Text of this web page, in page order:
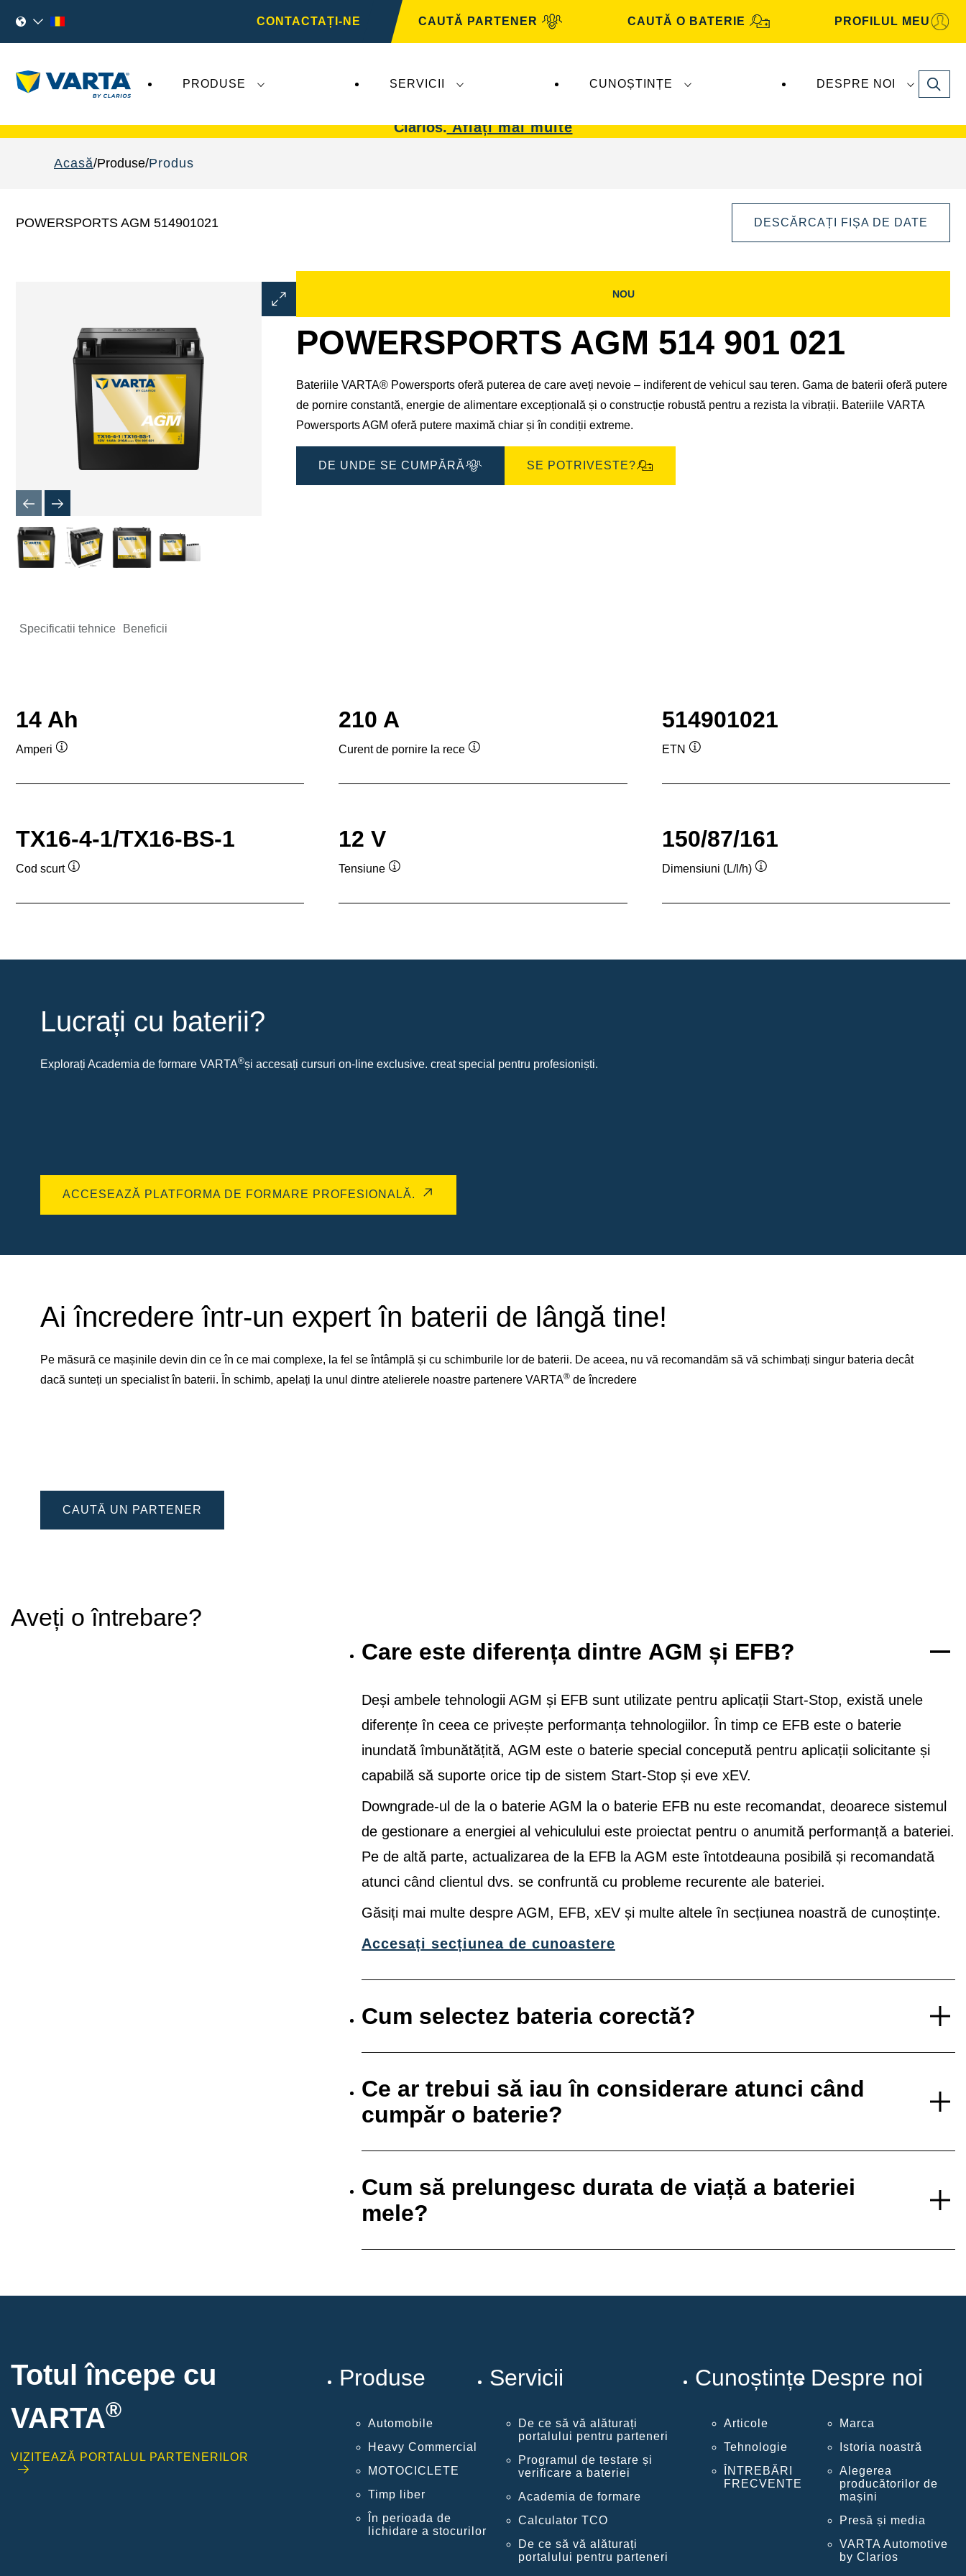
CONTACTAȚI-NE CAUTĂ PARTENER CAUTĂ O BATERIE PROFILUL MEU
PRODUSE SERVICII CUNOȘTINȚE DESPRE NOI Search
Clarios.Aflați mai multe
Acasă Produse Produs
POWERSPORTS AGM 514901021 DESCĂRCAȚI FIȘA DE DATE
Deschideți
dialogul
imagine
imagine
NOU
POWERSPORTS AGM 514 901 021
Bateriile VARTA® Powersports oferă puterea de care aveți nevoie – indiferent de vehicul sau teren. Gama de baterii oferă putere
de pornire constantă, energie de alimentare excepțională și o construcție robustă pentru a rezista la vibrații. Bateriile VARTA
Powersports AGM oferă putere maximă chiar și în condiții extreme.
DE UNDE SE CUMPĂRĂ SE POTRIVESTE?
Specificatii tehnice Beneficii
14 Ah
Amperi
210 A
Curent de pornire la rece
514901021
ETN
TX16-4-1/TX16-BS-1
Cod scurt
12 V
Tensiune
150/87/161
Dimensiuni (L/l/h)
Lucrați cu baterii?
Explorați Academia de formare VARTA®și accesați cursuri on-line exclusive. creat special pentru profesioniști.
ACCESEAZĂ PLATFORMA DE FORMARE PROFESIONALĂ.
Ai încredere într-un expert în baterii de lângă tine!
Pe măsură ce mașinile devin din ce în ce mai complexe, la fel se întâmplă și cu schimburile lor de baterii. De aceea, nu vă recomandăm să vă schimbați singur bateria decât
dacă sunteți un specialist în baterii. În schimb, apelați la unul dintre atelierele noastre partenere VARTA® de încredere
CAUTĂ UN PARTENER
Aveți o întrebare?
Care este diferența dintre AGM și EFB?
Deși ambele tehnologii AGM și EFB sunt utilizate pentru aplicații Start-Stop, există unele
diferențe în ceea ce privește performanța tehnologiilor. În timp ce EFB este o baterie
inundată îmbunătățită, AGM este o baterie special concepută pentru aplicații solicitante și
capabilă să suporte orice tip de sistem Start-Stop și eve xEV.
Downgrade-ul de la o baterie AGM la o baterie EFB nu este recomandat, deoarece sistemul
de gestionare a energiei al vehiculului este proiectat pentru o anumită performanță a bateriei.
Pe de altă parte, actualizarea de la EFB la AGM este întotdeauna posibilă și recomandată
atunci când clientul dvs. se confruntă cu probleme recurente ale bateriei.
Găsiți mai multe despre AGM, EFB, xEV și multe altele în secțiunea noastră de cunoștințe.
Accesați secțiunea de cunoastere
Cum selectez bateria corectă?
Ce ar trebui să iau în considerare atunci când
cumpăr o baterie?
Cum să prelungesc durata de viață a bateriei
mele?
Totul începe cu
VARTA®
VIZITEAZĂ PORTALUL PARTENERILOR
Produse
Automobile
Heavy Commercial
MOTOCICLETE
Timp liber
În perioada de
lichidare a stocurilor
Servicii
De ce să vă alăturați
portalului pentru parteneri
Programul de testare și
verificare a bateriei
Academia de formare
Calculator TCO
De ce să vă alăturați
portalului pentru parteneri
Cunoștințe
Articole
Tehnologie
ÎNTREBĂRI
FRECVENTE
Despre noi
Marca
Istoria noastră
Alegerea
producătorilor de
mașini
Presă și media
VARTA Automotive
by Clarios